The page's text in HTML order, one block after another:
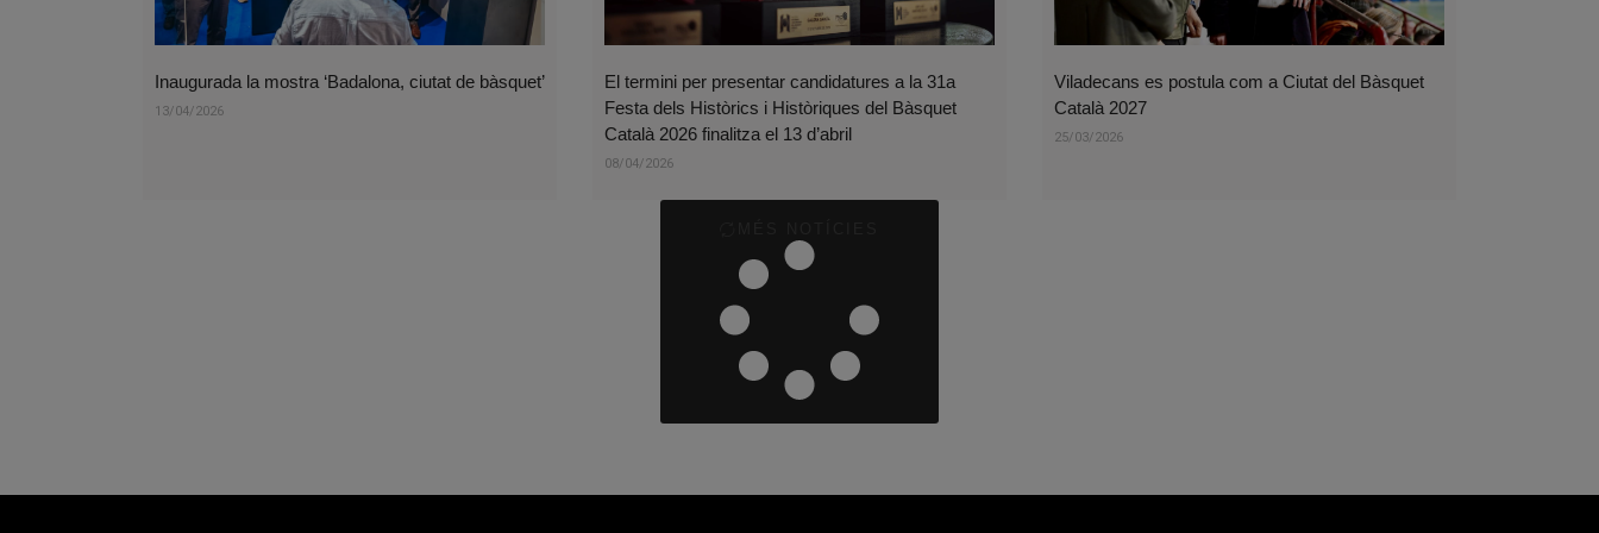
Inaugurada la mostra ‘Badalona, ciutat de bàsquet’
13/04/2026
El termini per presentar candidatures a la 31a
Festa dels Històrics i Històriques del Bàsquet
Català 2026 finalitza el 13 d’abril
08/04/2026
Viladecans es postula com a Ciutat del Bàsquet
Català 2027
25/03/2026